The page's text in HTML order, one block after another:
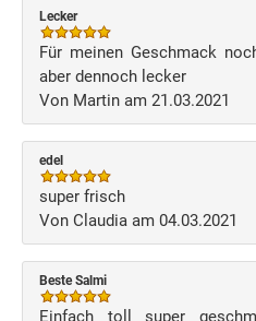
Lecker
Für meinen Geschmack
aber dennoch lecker
Von Martin am 21.03.2021
edel
super frisch
Von Claudia am 04.03.2021
Beste Salmi
Einfach toll super